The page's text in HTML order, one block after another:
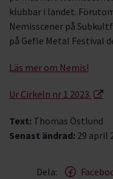
klubbar i landet.
Nemisscener på
på Gefle Metal Festival
Läs mer om Nemis!
Ur Cirkeln nr 1 2023.
Text: Thomas Östlund
Senast ändrad: 29 april
Dela: